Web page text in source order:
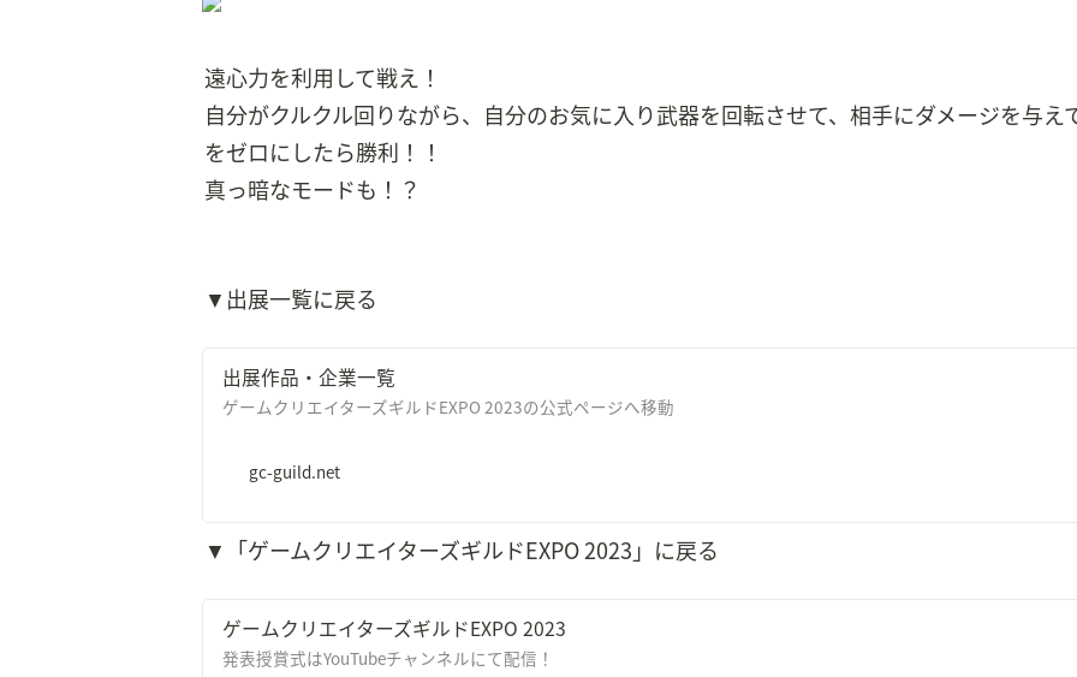
遠心力を利用して戦え！
自分がクルクル回りながら、自分のお気に入り武器を回転させて、相手にダメージを与え
をゼロにしたら勝利！！
真っ暗なモードも！？
▼出展一覧に戻る
出展作品・企業一覧
ゲームクリエイターズギルドEXPO 2023の公式ページへ移動
gc-guild.net
▼「ゲームクリエイターズギルドEXPO 2023」に戻る
ゲームクリエイターズギルドEXPO 2023
発表授賞式はYouTubeチャンネルにて配信！